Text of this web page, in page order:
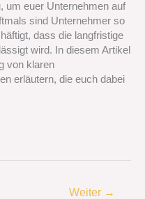
um euer Unternehmen auf
sind Unternehmer so
dass die langfristige
wird. In diesem Artikel
von klaren
erläutern, die euch dabei
Weiter →